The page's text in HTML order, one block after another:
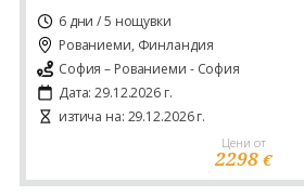
6 дни / 5 нощувки
Рованиеми, Финландия
София – Рованиеми - София
Дата: 29.12.2026 г.
изтича на: 29.12.2026 г.
Цени от
2298 €